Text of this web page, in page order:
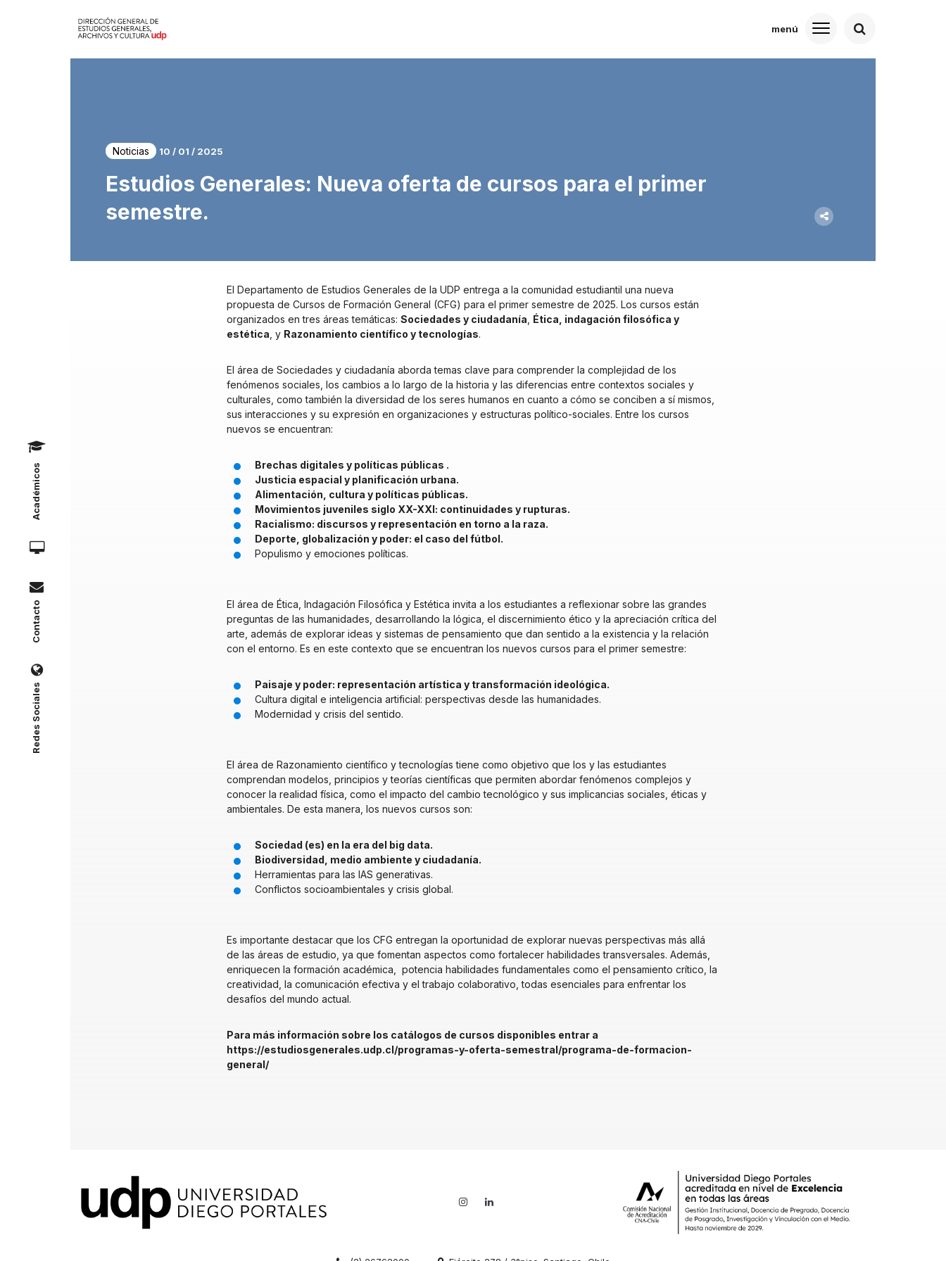
Redes Sociales
Contacto
Académicos
Noticias 10 / 01 / 2025
Estudios Generales: Nueva oferta de cursos para el primer
semestre.
El Departamento de Estudios Generales de la UDP entrega a la comunidad estudiantil una nueva
propuesta de Cursos de Formación General (CFG) para el primer semestre de 2025. Los cursos están
organizados en tres áreas temáticas: Sociedades y ciudadanía Ética, indagación filosófica y
estética , y Razonamiento científico y tecnologías.
El área de Sociedades y ciudadanía aborda temas clave para comprender la complejidad de los
fenómenos sociales, los cambios a lo largo de la historia y las diferencias entre contextos sociales y
culturales, como también la diversidad de los seres humanos en cuanto a cómo se conciben a sí mismos,
sus interacciones y su expresión en organizaciones y estructuras político-sociales. Entre los cursos
nuevos se encuentran:
Brechas digitales y políticas públicas .
Justicia espacial y planificación urbana.
Alimentación, cultura y políticas públicas.
Movimientos juveniles siglo XX-XXI: continuidades y rupturas.
Racialismo: discursos y representación en torno a la raza.
Deporte, globalización y poder: el caso del fútbol.
Populismo y emociones políticas.
El área de Ética, Indagación Filosófica y Estética invita a los estudiantes a reflexionar sobre las grandes
preguntas de las humanidades, desarrollando la lógica, el discernimiento ético y la apreciación crítica del
arte, además de explorar ideas y sistemas de pensamiento que dan sentido a la existencia y la relación
con el entorno. Es en este contexto que se encuentran los nuevos cursos para el primer semestre:
Paisaje y poder: representación artística y transformación ideológica.
Cultura digital e inteligencia artificial: perspectivas desde las humanidades.
Modernidad y crisis del sentido.
El área de Razonamiento científico y tecnologías tiene como objetivo que los y las estudiantes
comprendan modelos, principios y teorías científicas que permiten abordar fenómenos complejos y
conocer la realidad física, como el impacto del cambio tecnológico y sus implicancias sociales, éticas y
ambientales. De esta manera, los nuevos cursos son:
Sociedad (es) en la era del big data.
Biodiversidad, medio ambiente y ciudadanía.
Herramientas para las IAS generativas.
Conflictos socioambientales y crisis global.
Es importante destacar que los CFG entregan la oportunidad de explorar nuevas perspectivas más allá
de las áreas de estudio, ya que fomentan aspectos como fortalecer habilidades transversales. Además,
enriquecen la formación académica, potencia habilidades fundamentales como el pensamiento crítico, la
creatividad, la comunicación efectiva y el trabajo colaborativo, todas esenciales para enfrentar los
desafíos del mundo actual.
Para más información sobre los catálogos de cursos disponibles entrar a
https://estudiosgenerales.udp.cl/programas-y-oferta-semestral/programa-de-formacion-
general/